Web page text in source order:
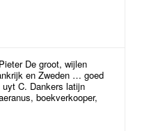
De groot, wijlen
en Zweden … goed
C. Dankers latijn
boekverkooper,